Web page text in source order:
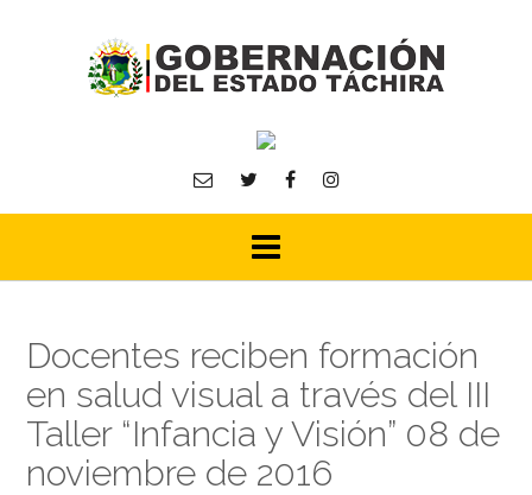
Docentes reciben formación
en salud visual a través del III
Taller “Infancia y Visión” 08 de
noviembre de 2016